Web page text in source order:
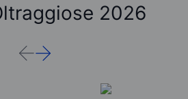
2026